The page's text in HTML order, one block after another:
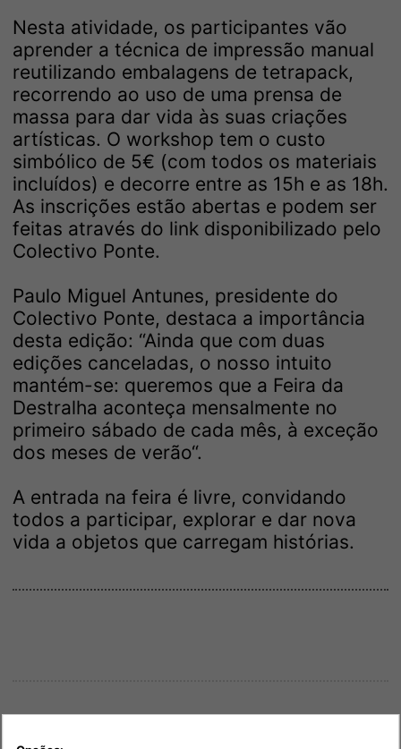
Nesta atividade, os participantes vão
aprender a técnica de impressão manual
reutilizando embalagens de tetrapack,
recorrendo ao uso de uma prensa de
massa para dar vida às suas criações
artísticas. O workshop tem o custo
simbólico de 5€ (com todos os materiais
incluídos) e decorre entre as 15h e as 18h.
As inscrições estão abertas e podem ser
feitas através do link disponibilizado pelo
Colectivo Ponte.
Paulo Miguel Antunes, presidente do
Colectivo Ponte, destaca a importância
desta edição: “Ainda que com duas
edições canceladas, o nosso intuito
mantém-se: queremos que a Feira da
Destralha aconteça mensalmente no
primeiro sábado de cada mês, à exceção
dos meses de verão“.
A entrada na feira é livre, convidando
todos a participar, explorar e dar nova
vida a objetos que carregam histórias.